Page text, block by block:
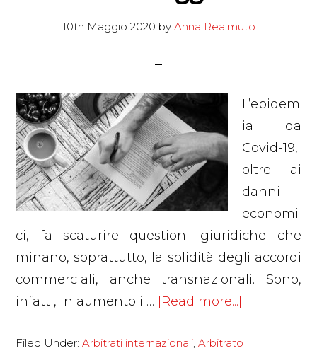
10th Maggio 2020 by Anna Realmuto
L’epidem
ia da
Covid-19,
oltre ai
danni
economi
ci, fa scaturire questioni giuridiche che
minano, soprattutto, la solidità degli accordi
commerciali, anche transnazionali. Sono,
infatti, in aumento i … [Read more...]
19
Filed Under:Arbitrati internazionali,Arbitrato